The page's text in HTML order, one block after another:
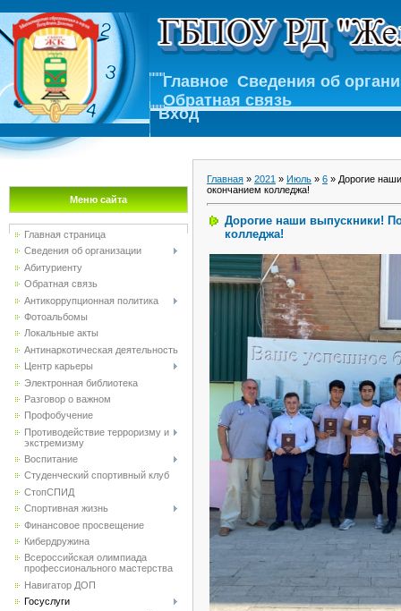
Главное Сведения об
Обратная связь
Вход
Меню сайта
Главная страница
Сведения об организации
Абитуриенту
Обратная связь
Антикоррупционная политика
Фотоальбомы
Локальные акты
Антинаркотическая деятельность
Центр карьеры
Электронная библиотека
Разговор о важном
Профобучение
Противодействие терроризму и
экстремизму
Воспитание
Студенческий спортивный клуб
CтопСПИД
Спортивная жизнь
Финансовое просвещение
Кибердружина
Всероссийская олимпиада
профессионального мастерства
Навигатор ДОП
Госуслуги
Главная » 2021 » Июль » 6 » Дорогие
окончанием колледжа!
Дорогие наши выпускники!
колледжа!